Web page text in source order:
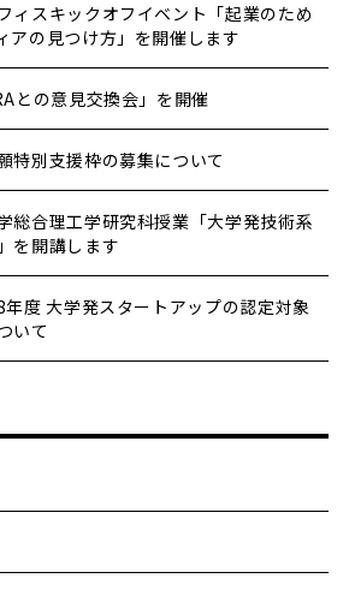
ィスキックオフイベント「起業のため
アの見つけ方」を開催します
との意見交換会」を開催
特別支援枠の募集について
総合理工学研究科授業「大学発技術系
を開講します
年度 大学発スタートアップの認定対象
いて